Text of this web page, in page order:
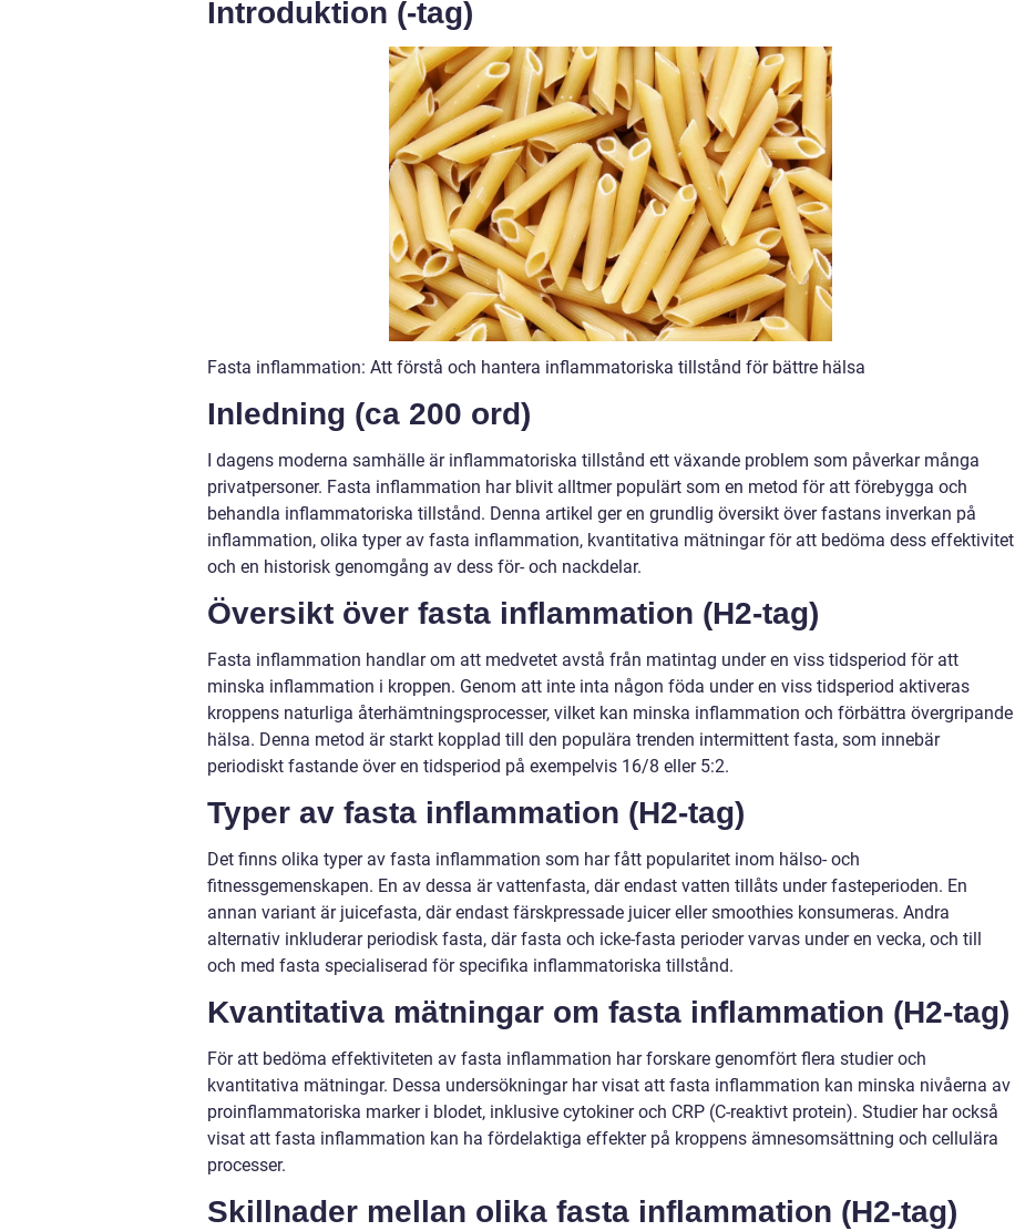
Introduktion (-tag)
Fasta inflammation: Att förstå och hantera inflammatoriska tillstånd för bättre hälsa
Inledning (ca 200 ord)
I dagens moderna samhälle är inflammatoriska tillstånd ett växande problem som påverkar många
privatpersoner. Fasta inflammation har blivit alltmer populärt som en metod för att förebygga och
behandla inflammatoriska tillstånd. Denna artikel ger en grundlig översikt över fastans inverkan på
inflammation, olika typer av fasta inflammation, kvantitativa mätningar för att bedöma dess effektivitet
och en historisk genomgång av dess för- och nackdelar.
Översikt över fasta inflammation (H2-tag)
Fasta inflammation handlar om att medvetet avstå från matintag under en viss tidsperiod för att
minska inflammation i kroppen. Genom att inte inta någon föda under en viss tidsperiod aktiveras
kroppens naturliga återhämtningsprocesser, vilket kan minska inflammation och förbättra övergripande
hälsa. Denna metod är starkt kopplad till den populära trenden intermittent fasta, som innebär
periodiskt fastande över en tidsperiod på exempelvis 16/8 eller 5:2.
Typer av fasta inflammation (H2-tag)
Det finns olika typer av fasta inflammation som har fått popularitet inom hälso- och
fitnessgemenskapen. En av dessa är vattenfasta, där endast vatten tillåts under fasteperioden. En
annan variant är juicefasta, där endast färskpressade juicer eller smoothies konsumeras. Andra
alternativ inkluderar periodisk fasta, där fasta och icke-fasta perioder varvas under en vecka, och till
och med fasta specialiserad för specifika inflammatoriska tillstånd.
Kvantitativa mätningar om fasta inflammation (H2-tag)
För att bedöma effektiviteten av fasta inflammation har forskare genomfört flera studier och
kvantitativa mätningar. Dessa undersökningar har visat att fasta inflammation kan minska nivåerna av
proinflammatoriska marker i blodet, inklusive cytokiner och CRP (C-reaktivt protein). Studier har också
visat att fasta inflammation kan ha fördelaktiga effekter på kroppens ämnesomsättning och cellulära
processer.
Skillnader mellan olika fasta inflammation (H2-tag)